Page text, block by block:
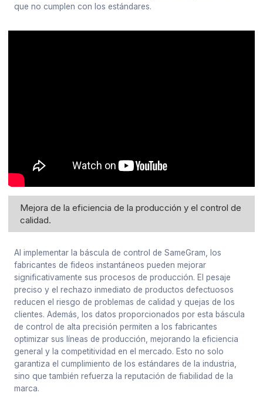
que no cumplen con los estándares.
Mejora de la eficiencia de la producción y el control de
calidad.
Al implementar la báscula de control de SameGram, los
fabricantes de fideos instantáneos pueden mejorar
significativamente sus procesos de producción. El pesaje
preciso y el rechazo inmediato de productos defectuosos
reducen el riesgo de problemas de calidad y quejas de los
clientes. Además, los datos proporcionados por esta báscula
de control de alta precisión permiten a los fabricantes
optimizar sus líneas de producción, mejorando la eficiencia
general y la competitividad en el mercado. Esto no solo
garantiza el cumplimiento de los estándares de la industria,
sino que también refuerza la reputación de fiabilidad de la
marca.